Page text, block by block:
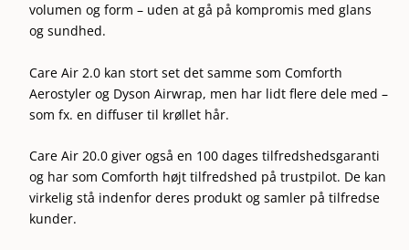
volumen og form – uden at gå på kompromis med glans
og sundhed.
Care Air 2.0 kan stort set det samme som Comforth
Aerostyler og Dyson Airwrap, men har lidt flere dele med –
som fx. en diffuser til krøllet hår.
Care Air 20.0 giver også en 100 dages tilfredshedsgaranti
og har som Comforth højt tilfredshed på trustpilot. De kan
virkelig stå indenfor deres produkt og samler på tilfredse
kunder.